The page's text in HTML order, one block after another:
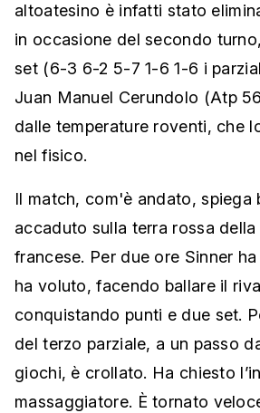
altoatesino è infatti stato
in occasione del secondo
set (6-3 6-2 5-7 1-6 1-6 i
Juan Manuel Cerundolo (Atp
dalle temperature roventi, che
nel fisico.
Il match, com'è andato, spiega
accaduto sulla terra rossa
francese. Per due ore Sinner
ha voluto, facendo ballare il
conquistando punti e due set.
del terzo parziale, a un passo
giochi, è crollato. Ha chiesto
massaggiatore. È tornato